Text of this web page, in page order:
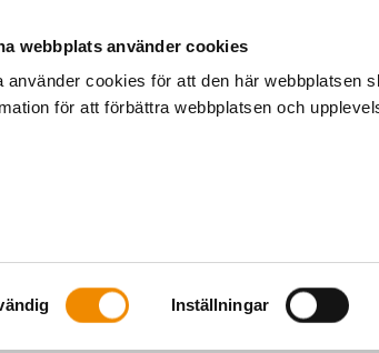
webbplats använder cookies
använder cookies för att den här webbplatsen
för att förbättra webbplatsen och
Inställningar